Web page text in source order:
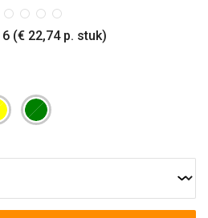
(€ 22,74 p. stuk)